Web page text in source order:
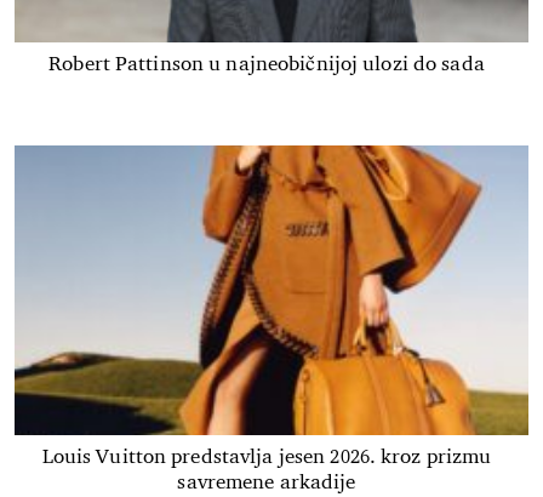
Robert Pattinson u najneobičnijoj ulozi do sada
Louis Vuitton predstavlja jesen 2026. kroz prizmu
savremene arkadije